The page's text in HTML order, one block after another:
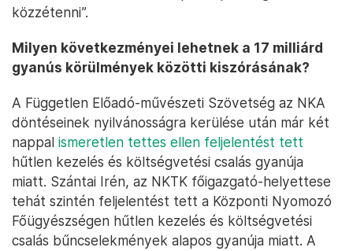
közzétenni”.
Milyen következményei lehetnek a 17 milliárd
gyanús körülmények közötti kiszórásának?
A Független Előadó-művészeti Szövetség az NKA
döntéseinek nyilvánosságra kerülése után már két
nappal ismeretlen tettes ellen feljelentést tett
hűtlen kezelés és költségvetési csalás gyanúja
miatt. Szántai Irén, az NKTK főigazgató-helyettese
tehát szintén feljelentést tett a Központi Nyomozó
Főügyészségen hűtlen kezelés és költségvetési
csalás bűncselekmények alapos gyanúja miatt. A